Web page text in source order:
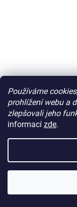
Používáme
prohlížení webu a
zlepšovali jeho
informací zde.